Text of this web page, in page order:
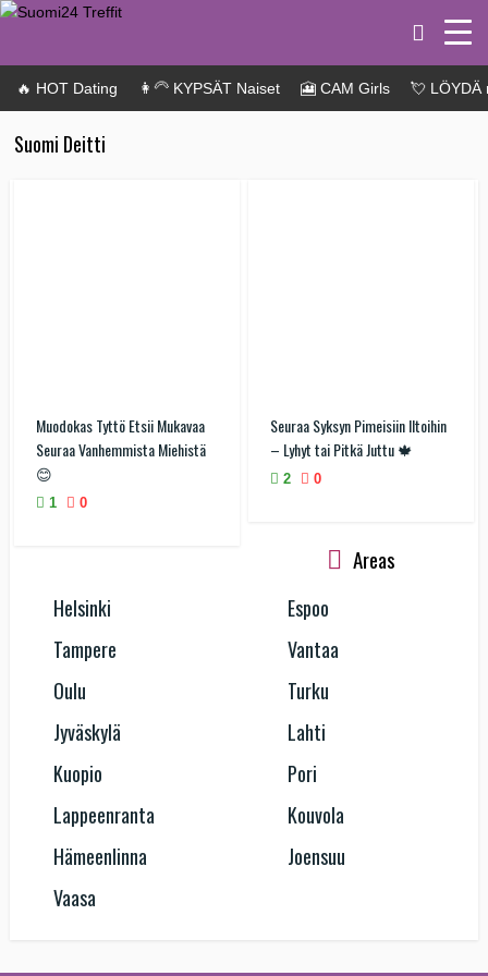
🔥 HOT Dating 👩‍🦳 KYPSÄT Naiset 🎦 CAM Girls 💘 LÖYDÄ
Suomi Deitti
Muodokas Tyttö Etsii Mukavaa
Seuraa Vanhemmista Miehistä
😊
1 0
Seuraa Syksyn Pimeisiin Iltoihin
– Lyhyt tai Pitkä Juttu 🍁
2 0
Areas
Helsinki
Espoo
Tampere
Vantaa
Oulu
Turku
Jyväskylä
Lahti
Kuopio
Pori
Lappeenranta
Kouvola
Hämeenlinna
Joensuu
Vaasa